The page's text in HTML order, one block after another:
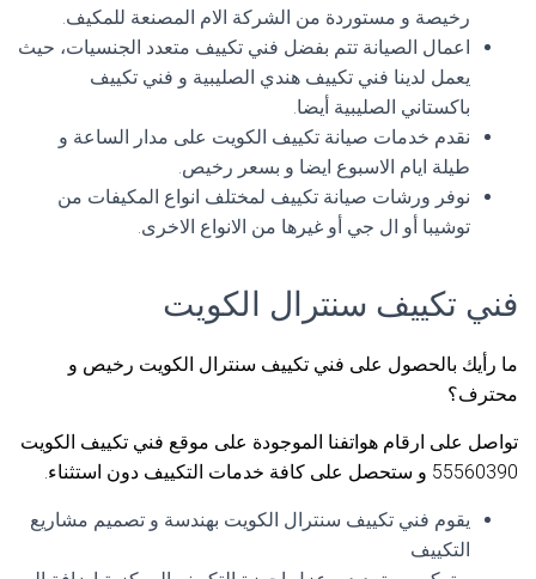
رخيصة و مستوردة من الشركة الام المصنعة للمكيف.
اعمال الصيانة تتم بفضل فني تكييف متعدد الجنسيات، حيث
يعمل لدينا فني تكييف هندي الصليبية و فني تكييف
باكستاني الصليبية أيضا.
نقدم خدمات صيانة تكييف الكويت على مدار الساعة و
طيلة ايام الاسبوع ايضا و بسعر رخيص.
نوفر ورشات صيانة تكييف لمختلف انواع المكيفات من
توشيبا أو ال جي أو غيرها من الانواع الاخرى.
فني تكييف سنترال الكويت
ما رأيك بالحصول على فني تكييف سنترال الكويت رخيص و
محترف؟
تواصل على ارقام هواتفنا الموجودة على موقع فني تكييف الكويت
55560390 و ستحصل على كافة خدمات التكييف دون استثناء.
يقوم فني تكييف سنترال الكويت بهندسة و تصميم مشاريع
التكييف